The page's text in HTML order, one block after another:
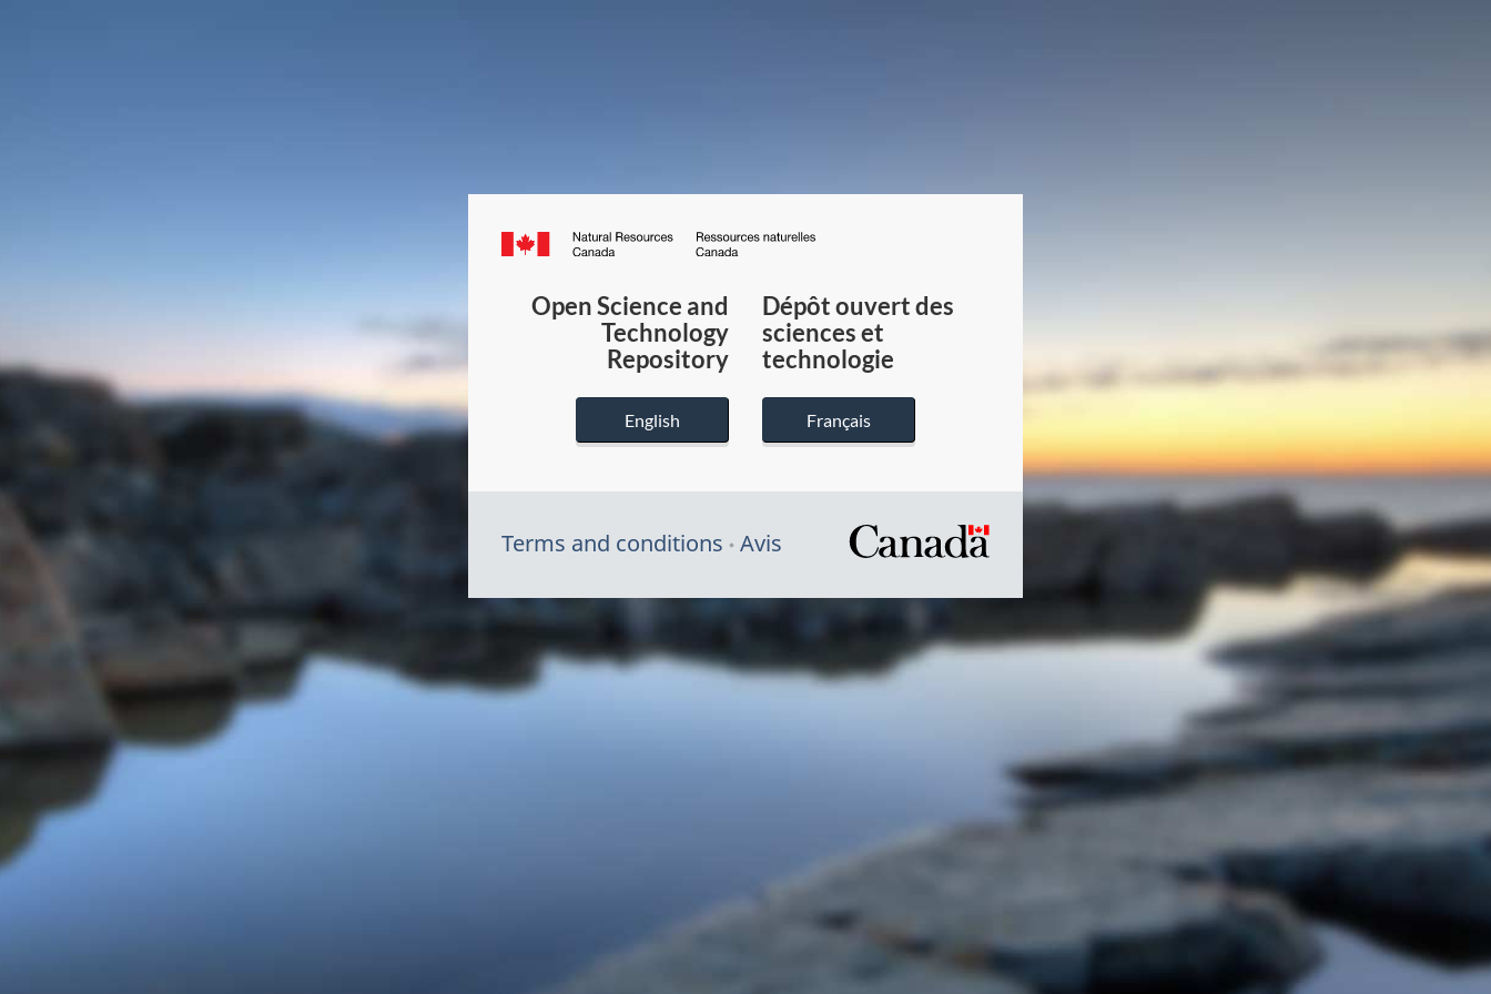
Canada.ca
du
Canada
Open Science and
Technology
Repository
English
Dépôt ouvert des
sciences et
technologie
Français
Terms and conditions Avis
/
Symbole
gouvernement